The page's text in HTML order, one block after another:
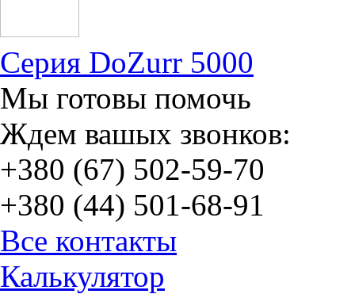
Серия DoZurr 5000
Мы готовы помочь
Ждем вашых звонков:
+380 (67) 502-59-70
+380 (44) 501-68-91
Все контакты
Калькулятор